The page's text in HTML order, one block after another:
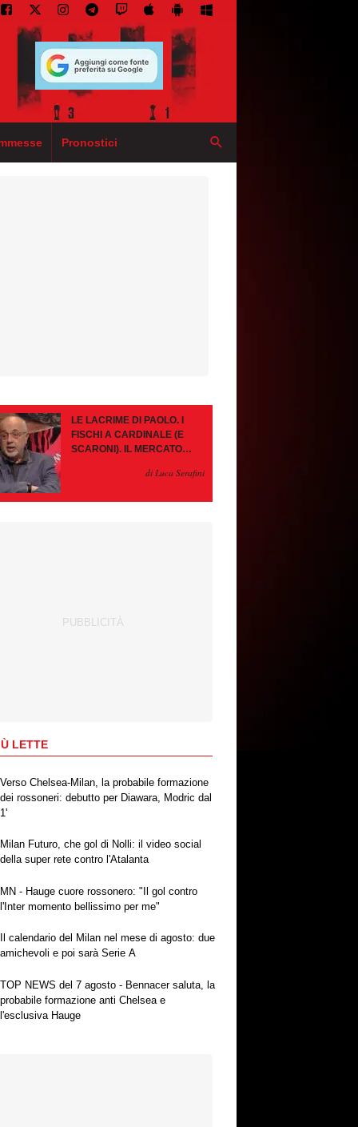
Pronostici
LE LACRIME DI PAOLO. I
FISCHI A CARDINALE (E
SCARONI). IL MERCATO
PAZIENZA, SE RESTA È
di Luca Serafini
LETTE
Verso Chelsea-Milan, la probabile formazione
dei rossoneri: debutto per Diawara, Modric dal
1'
Milan Futuro, che gol di Nolli: il video social
della super rete contro l'Atalanta
MN - Hauge cuore rossonero: "Il gol contro
l'Inter momento bellissimo per me"
Il calendario del Milan nel mese di agosto: due
amichevoli e poi sarà Serie A
TOP NEWS del 7 agosto - Bennacer saluta, la
probabile formazione anti Chelsea e
l'esclusiva Hauge